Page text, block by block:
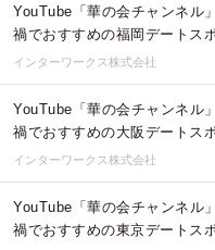
YouTube「華の会チャンネル
禍でおすすめの福岡デートス
インターワークス株式会社
YouTube「華の会チャンネル
禍でおすすめの大阪デートス
インターワークス株式会社
YouTube「華の会チャンネル
禍でおすすめの東京デートス